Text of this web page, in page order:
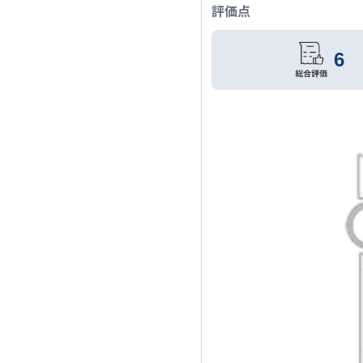
評価点
6